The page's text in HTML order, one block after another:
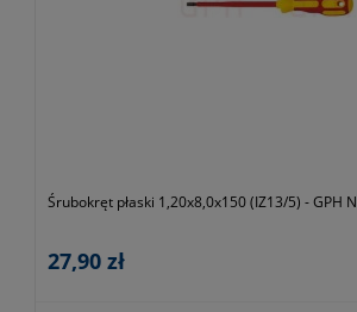
Śrubokręt płaski 1,20x8,0x150 (IZ13/5) - GPH
27,90 zł